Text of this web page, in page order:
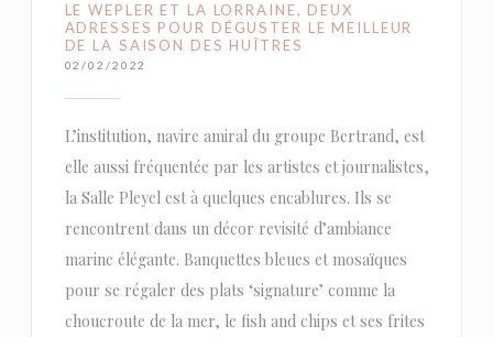
LE WEPLER ET LA LORRAINE, DEUX
ADRESSES POUR DÉGUSTER LE MEILLEUR
DE LA SAISON DES HUÎTRES
02/02/2022
L’institution, navire amiral du groupe Bertrand, est
elle aussi fréquentée par les artistes et journalistes,
la Salle Pleyel est à quelques encablures. Ils se
rencontrent dans un décor revisité d’ambiance
marine élégante. Banquettes bleues et mosaïques
pour se régaler des plats ‘signature’ comme la
choucroute de la mer, le fish and chips et ses frites